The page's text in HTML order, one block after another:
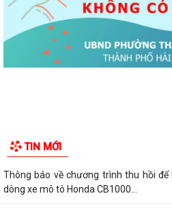
TIN MỚI
Thông báo về chương trình thu hồi
dòng xe mô tô Honda CB1000...